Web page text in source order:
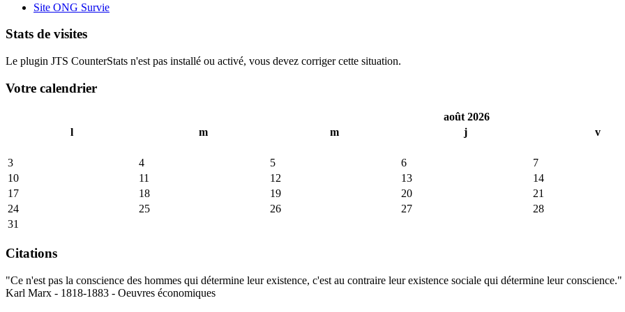
Site ONG Survie
Stats de visites
Le plugin JTS CounterStats n'est pas installé ou activé, vous devez corriger cette situation.
Votre calendrier
août 2026
l
m m j v
3 4 5 6
7
10
11 12 13
14
17
18 19 20
21
24
25 26 27
28
31
Citations
"Ce n'est pas la conscience des hommes qui détermine leur existence, c'est au contraire leur existence sociale qui détermine leur conscience."
Karl Marx - 1818-1883 - Oeuvres économiques